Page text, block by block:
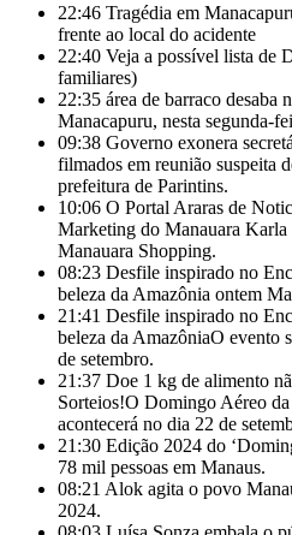
22:46 Tragédia em
frente ao local do acidente
22:40 Veja a possível lista de
familiares)
22:35 área de barraco desaba
Manacapuru, nesta segunda-
09:38 Governo exonera
filmados em reunião suspeita
prefeitura de Parintins.
10:06 O Portal Araras de
Marketing do Manauara Karla
Manauara Shopping.
08:23 Desfile inspirado no
beleza da Amazônia ontem
21:41 Desfile inspirado no
beleza da AmazôniaO evento
de setembro.
21:37 Doe 1 kg de alimento
Sorteios!​O Domingo Aéreo
acontecerá no dia 22 de
21:30 Edição 2024 do
78 mil pessoas em Manaus.
08:21 Alok agita o povo
2024.